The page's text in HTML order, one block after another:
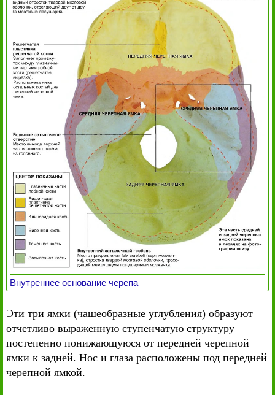
Внутреннее основание черепа
Эти три ямки (чашеобразные углубления) образуют
отчетливо выраженную ступенчатую структуру
постепенно понижающуюся от передней черепной
ямки к задней. Нос и глаза расположены под передней
черепной ямкой.